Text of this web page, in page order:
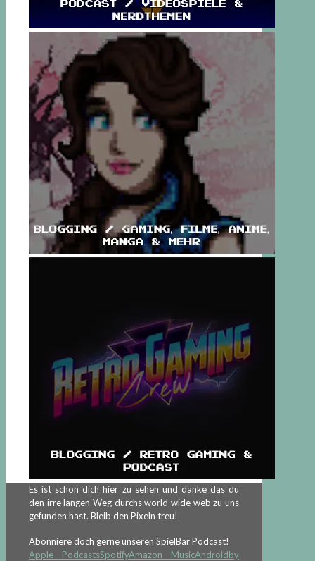
Es ist schön dich hier zu sehen und danke das du
den irre langen Weg durchs world wide web zu uns
gefunden hast. Bleib den Pixeln treu!
Abonniere doch gerne unseren SpielBar Podcast!
Apple PodcastsSpotifyAmazon MusicAndroidby